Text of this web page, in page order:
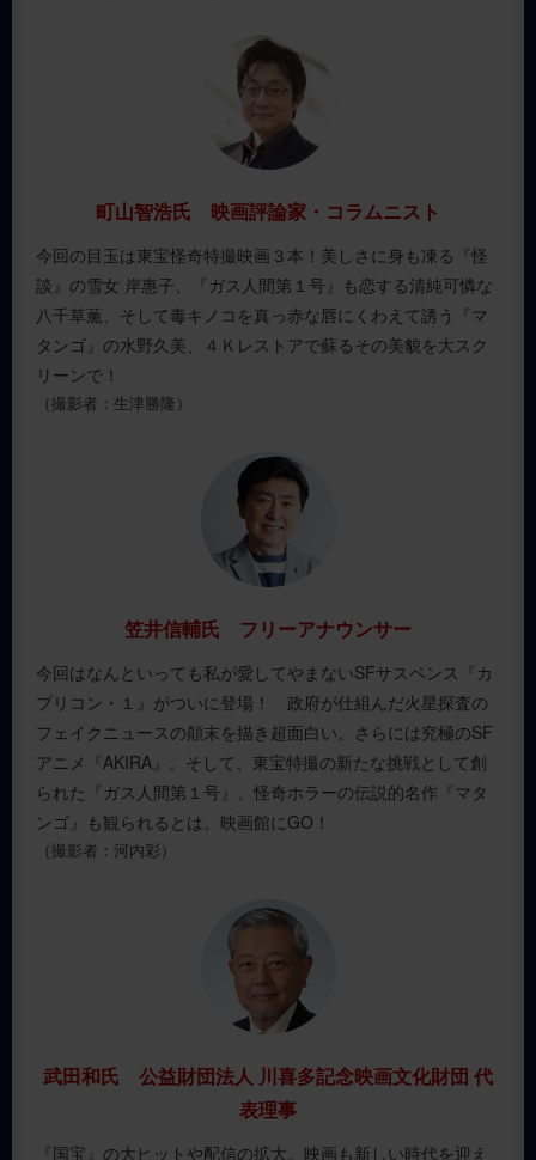
襟川 クロ氏／映画パーソナリティ
戸田 奈津子氏／映画字幕翻訳者
町山 智浩氏／映画評論家、コラムニスト
武田 和氏／公益財団法人 川喜多記念映画文化財団 代表
理事
【実施体制】
主催：
公益財団法人 川喜多記念映画文化財団 一般社団法人
映画演劇文化協会
有限会社アレックス、株式会社イウォレ京成、イオン
エンターテイメント株式会社、 株式会社オー・エンターテイ
メント、ＯＳ株式会社、大阪ステーションシネマ共同事業
体、株式会社北原、株式会社 kino cinéma、株式会社京都シネ
マ、株式会社コロナワールド、佐々木興業株式会社、札幌シ
ズ、株式会社JKマックス、株式会社中央映画劇場、株式会社
ティ・ジョイ、株式会社天文館、株式会社東京楽天地、ＴＯ
ＨＯシネマズ株式会社、中谷商事株式会社、中日本興業株式
会社、日映株式会社、株式会社フューレック、NPO法人宮崎
文化本舗、株式会社ＭＯＶＩＥ ＯＮ、株式会社名画座、株式
会社ローソン・ユナイテッドシネマ、東宝東和株式会社、株
式会社エイガ・ドット・コム、株式会社シネマコネクト
町山智浩氏 映画評論家・コラムニスト
今回の目玉は東宝怪奇特撮映画３本！美しさに身も凍る『怪
談』の雪女 岸惠子、『ガス人間第１号』も恋する清純可憐な
八千草薫、そして毒キノコを真っ赤な唇にくわえて誘う『マ
タンゴ』の水野久美、４Ｋレストアで蘇るその美貌を大スク
リーンで！
（撮影者：生津勝隆）
笠井信輔氏 フリーアナウンサー
今回はなんといっても私が愛してやまないSFサスペンス『カ
プリコン・１』がついに登場！ 政府が仕組んだ火星探査の
フェイクニュースの顛末を描き超面白い。さらには究極のSF
アニメ『AKIRA』。そして、東宝特撮の新たな挑戦として創
られた『ガス人間第１号』、怪奇ホラーの伝説的名作『マタ
ンゴ』も観られるとは。映画館にGO！
（撮影者：河内彩）
武田和氏 公益財団法人 川喜多記念映画文化財団 代
表理事
『国宝』の大ヒットや配信の拡大。映画も新しい時代を迎え